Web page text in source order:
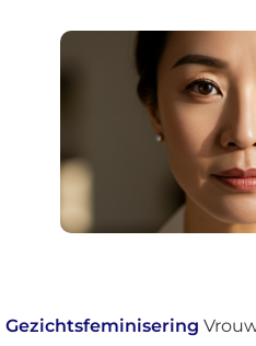
Gezichtsfeminisering